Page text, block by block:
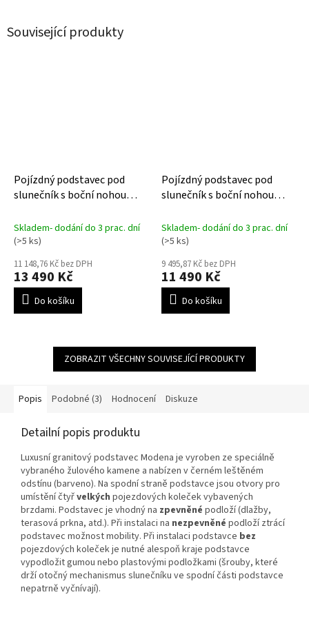
Související produkty
Pojízdný podstavec pod
slunečník s boční nohou
Skladem- dodání do 3 prac. dní
(>5 ks)
11 148,76 Kč bez DPH
13 490 Kč
Do košíku
Pojízdný podstavec pod
slunečník s boční nohou
Skladem- dodání do 3 prac. dní
(>5 ks)
9 495,87 Kč bez DPH
11 490 Kč
Do košíku
ZOBRAZIT VŠECHNY SOUVISEJÍCÍ PRODUKTY
Popis Podobné (3) Hodnocení Diskuze
Detailní popis produktu
Luxusní granitový podstavec Modena je vyroben ze speciálně
vybraného žulového kamene a nabízen v černém leštěném
odstínu (barveno). Na spodní straně podstavce jsou otvory pro
umístění čtyřvelkých pojezdových koleček vybavených
brzdami. Podstavec je vhodný na zpevněné podloží (dlažby,
terasová prkna, atd.). Při instalaci na nezpevněné podloží ztrácí
podstavec možnost mobility. Při instalaci podstavce bez
pojezdových koleček je nutné alespoň kraje podstavce
vypodložit gumou nebo plastovými podložkami (šrouby, které
drží otočný mechanismus slunečníku ve spodní části podstavce
nepatrně vyčnívají).